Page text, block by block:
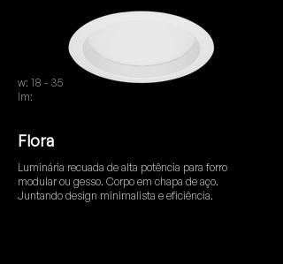
w: 18 - 35
lm:
Flora
Luminária recuada de alta potência para forro
modular ou gesso. Corpo em chapa de aço.
Juntando design minimalista e eficiência.